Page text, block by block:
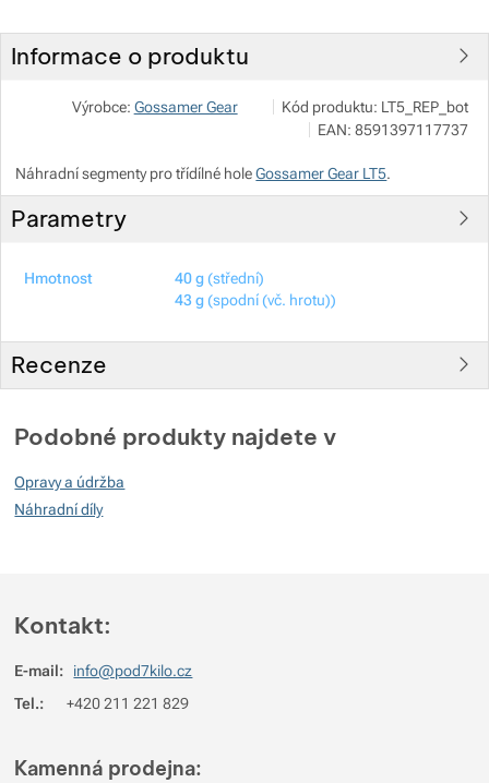
Informace o produktu
Výrobce: Gossamer Gear Zobrazit více
NALEHKO s.r.o.
Papírová 123/12, 46001 Liberec
info@nalehko.cz
Kód produktu: LT5_REP_bot
EAN: 8591397117737
Náhradní segmenty pro třídílné holeGossamer Gear LT5.
Parametry
Hmotnost 40 g (střední)
43 g (spodní (vč. hrotu))
Recenze
Recenze
Podobné produkty najdete v
Opravy a údržba
Náhradní díly
Zobrazit více
Zobrazit více
Zobrazit více
Zobrazit více
Zobrazit více
Kontakt:
E-mail:
info@pod7kilo.cz
Tel.: +420 211 221 829
Kamenná prodejna: